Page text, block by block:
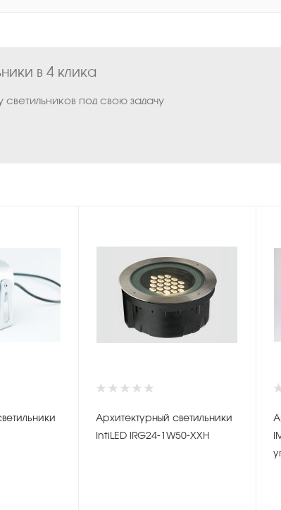
в 4 клика
под свою задачу
Архитектурный светильники
IntiLED IRG24-1W50-XXH